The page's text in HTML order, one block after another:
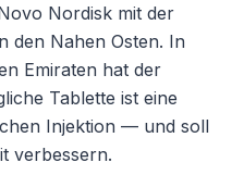
Nordisk mit der
den Nahen Osten. In
Emiraten hat der
Tablette ist eine
Injektion — und soll
verbessern.